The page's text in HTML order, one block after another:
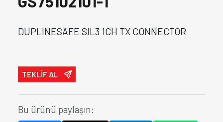
DUPLINESAFE SIL3 1CH TX CONNECTOR
TEKLİF AL
Bu ürünü paylaşın: